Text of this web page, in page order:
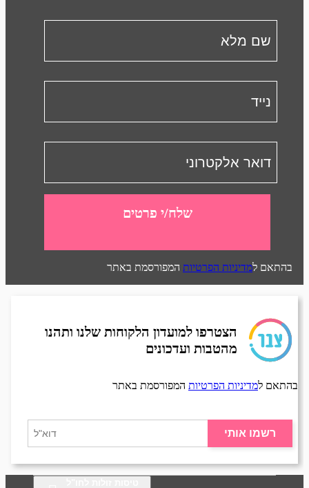
שלח/י פרטים
בהתאם למדיניות הפרטיות המפורסמת באתר
הצטרפו למועדון הלקוחות שלנו ותהנו
מהטבות ועדכונים
בהתאם למדיניות הפרטיות המפורסמת באתר
רשמו אותי